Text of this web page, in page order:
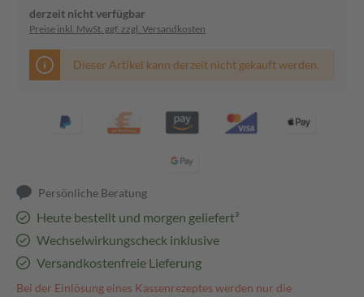
derzeit nicht verfügbar
Preise inkl. MwSt. ggf. zzgl. Versandkosten
Dieser Artikel kann derzeit nicht gekauft werden.
Persönliche Beratung
Heute bestellt und morgen geliefert³
Wechselwirkungscheck inklusive
Versandkostenfreie Lieferung
Bei der Einlösung eines Kassenrezeptes werden nur die